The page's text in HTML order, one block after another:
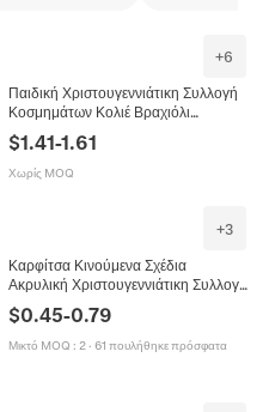
+6
Παιδική Χριστουγεννιάτικη Συλλογή
Κοσμημάτων Κολιέ Βραχιόλι
Σκουλαρίκια Δαχτυλίδι Άγιος
Βασίλης Τάρανδος Χιονάνθρωπος
Πάρτι
$1.41-1.61
Χωρίς MOQ
+3
Καρφίτσα Κινούμενα Σχέδια
Ακρυλική Χριστουγεννιάτικη Συλλογή
Άγιος Βασίλης Χιονάνθρωπος
Τάρανδος Χριστουγεννιάτικο Δέντρο
Διακοσμητικές Καρφίτσες Πάρτι
$0.45-0.79
Μικτό MOQ : 2· 61 πουλήθηκε πρόσφατα